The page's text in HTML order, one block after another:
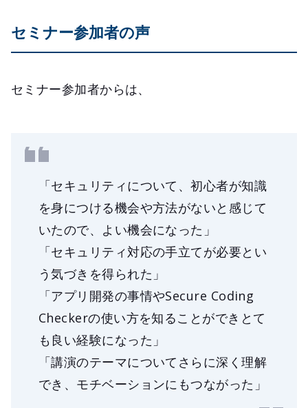
セミナー参加者の声
セミナー参加者からは、
「セキュリティについて、初心者が知識
を身につける機会や方法がないと感じて
いたので、よい機会になった」
「セキュリティ対応の手立てが必要とい
う気づきを得られた」
「アプリ開発の事情やSecure Coding
Checkerの使い方を知ることができとて
も良い経験になった」
「講演のテーマについてさらに深く理解
でき、モチベーションにもつながった」